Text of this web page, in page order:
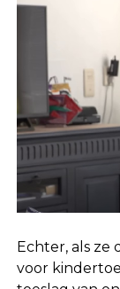
Echter, als ze
voor